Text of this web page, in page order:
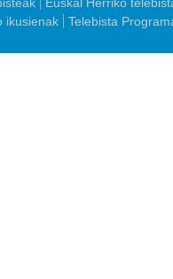
ikusienak
Telebista